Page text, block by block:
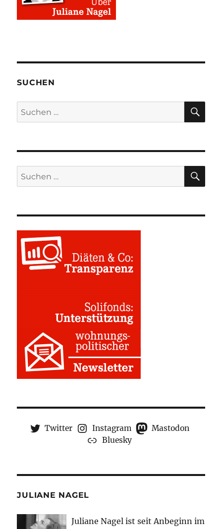
SUCHEN
Suchen
nach:
Suchen
nach:
Twitter Instagram
Mastodon
Bluesky
JULIANE NAGEL
Juliane Nagel ist seit Anbeginn im